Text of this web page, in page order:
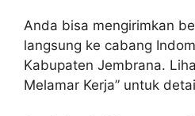
Anda bisa mengirimkan
langsung ke cabang
Kabupaten Jembrana.
Melamar Kerja” untuk